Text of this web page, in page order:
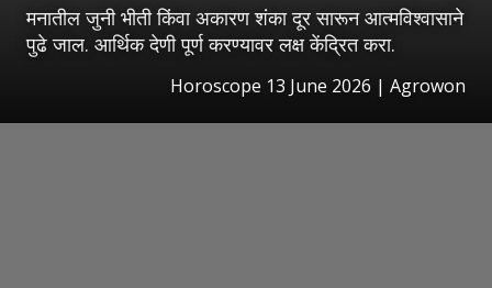
मनातील जुनी भीती किंवा अकारण शंका दूर सारून आत्मविश्वासाने
पुढे जाल. आर्थिक देणी पूर्ण करण्यावर लक्ष केंद्रित करा.
Horoscope 13 June 2026 | Agrowon